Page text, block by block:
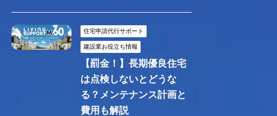
住宅申請代行サポート
建設業お役立ち情報
【罰金！】長期優良住宅
は点検しないとどうな
る？メンテナンス計画と
費用も解説